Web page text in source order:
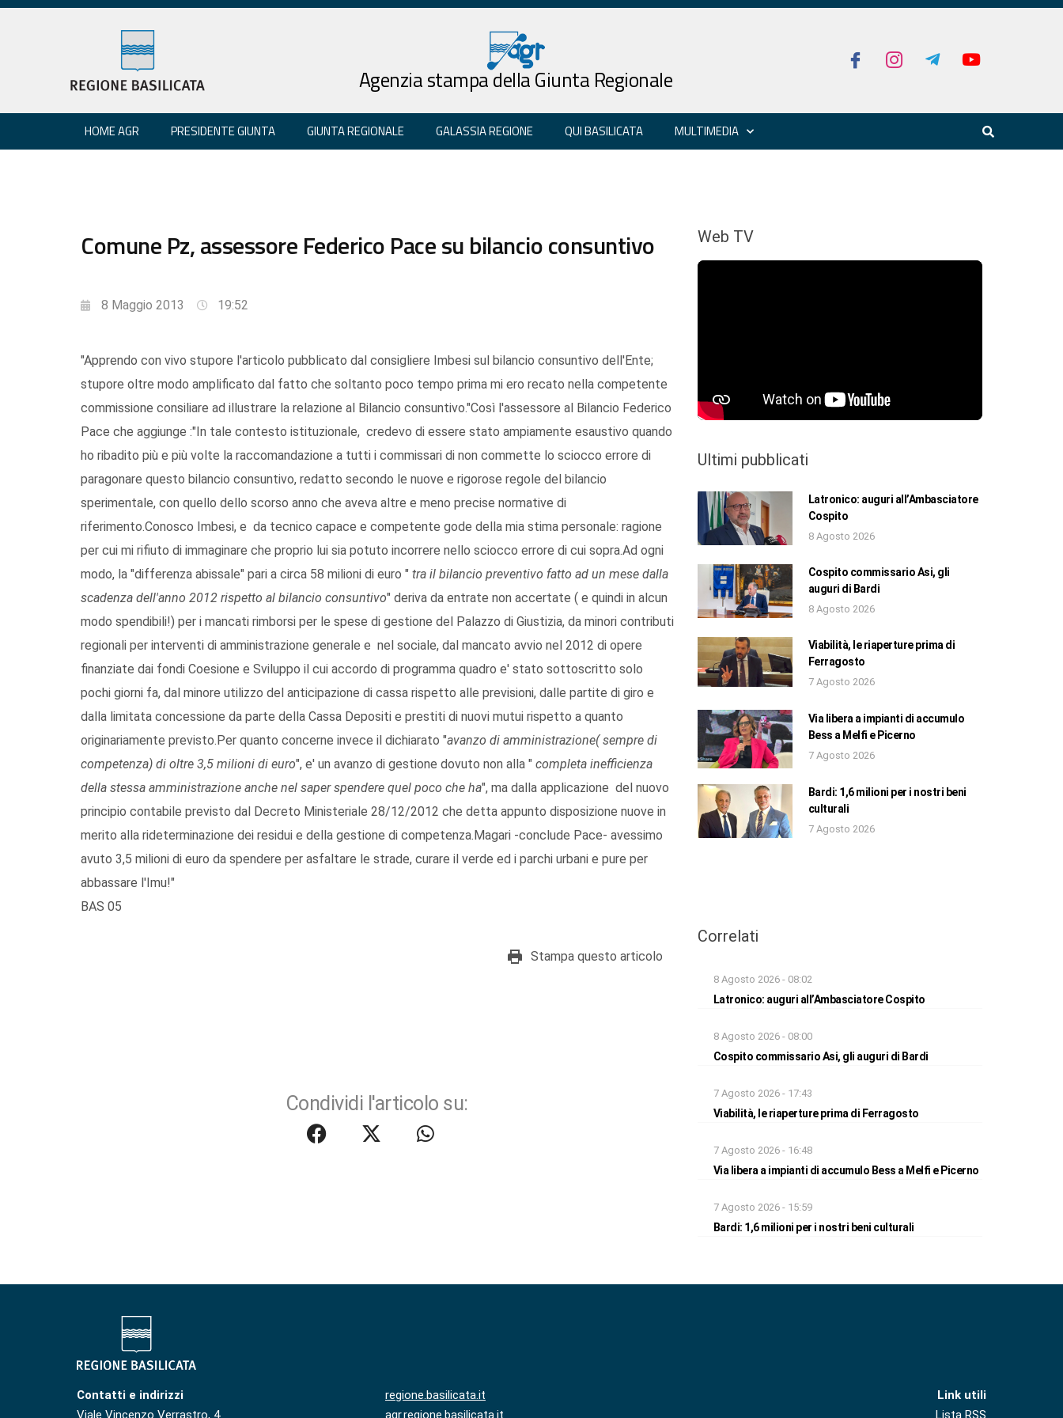
Agenzia stampa della Giunta Regionale
HOME AGR PRESIDENTE GIUNTA GIUNTA REGIONALE GALASSIA REGIONE QUI BASILICATA MULTIMEDIA
Comune Pz, assessore Federico Pace su bilancio consuntivo
8 Maggio 2013 19:52
"Apprendo con vivo stupore l'articolo pubblicato dal consigliere Imbesi sul bilancio consuntivo dell'Ente;
stupore oltre modo amplificato dal fatto che soltanto poco tempo prima mi ero recato nella competente
commissione consiliare ad illustrare la relazione al Bilancio consuntivo."Così l'assessore al Bilancio Federico
Pace che aggiunge :"In tale contesto istituzionale, credevo di essere stato ampiamente esaustivo quando
ho ribadito più e più volte la raccomandazione a tutti i commissari di non commette lo sciocco errore di
paragonare questo bilancio consuntivo, redatto secondo le nuove e rigorose regole del bilancio
sperimentale, con quello dello scorso anno che aveva altre e meno precise normative di
riferimento.Conosco Imbesi, e da tecnico capace e competente gode della mia stima personale: ragione
per cui mi rifiuto di immaginare che proprio lui sia potuto incorrere nello sciocco errore di cui sopra.Ad ogni
modo, la "differenza abissale" pari a circa 58 milioni di euro " tra il bilancio preventivo fatto ad un mese dalla
scadenza dell'anno 2012 rispetto al bilancio consuntivo" deriva da entrate non accertate ( e quindi in alcun
modo spendibili!) per i mancati rimborsi per le spese di gestione del Palazzo di Giustizia, da minori contributi
regionali per interventi di amministrazione generale e nel sociale, dal mancato avvio nel 2012 di opere
finanziate dai fondi Coesione e Sviluppo il cui accordo di programma quadro e' stato sottoscritto solo
pochi giorni fa, dal minore utilizzo del anticipazione di cassa rispetto alle previsioni, dalle partite di giro e
dalla limitata concessione da parte della Cassa Depositi e prestiti di nuovi mutui rispetto a quanto
originariamente previsto.Per quanto concerne invece il dichiarato "avanzo di amministrazione( sempre di
competenza) di oltre 3,5 milioni di euro", e' un avanzo di gestione dovuto non alla " completa inefficienza
della stessa amministrazione anche nel saper spendere quel poco che ha", ma dalla applicazione del nuovo
principio contabile previsto dal Decreto Ministeriale 28/12/2012 che detta appunto disposizione nuove in
merito alla rideterminazione dei residui e della gestione di competenza.Magari -conclude Pace- avessimo
avuto 3,5 milioni di euro da spendere per asfaltare le strade, curare il verde ed i parchi urbani e pure per
abbassare l'Imu!"
BAS 05
Stampa questo articolo
Condividi l'articolo su:
Web TV
Ultimi pubblicati
Latronico: auguri all’Ambasciatore
Cospito
8 Agosto 2026
Cospito commissario Asi, gli
auguri di Bardi
8 Agosto 2026
Viabilità, le riaperture prima di
Ferragosto
7 Agosto 2026
Via libera a impianti di accumulo
Bess a Melfi e Picerno
7 Agosto 2026
Bardi: 1,6 milioni per i nostri beni
culturali
7 Agosto 2026
Correlati
8 Agosto 2026 - 08:02
Latronico: auguri all’Ambasciatore Cospito
8 Agosto 2026 - 08:00
Cospito commissario Asi, gli auguri di Bardi
7 Agosto 2026 - 17:43
Viabilità, le riaperture prima di Ferragosto
7 Agosto 2026 - 16:48
Via libera a impianti di accumulo Bess a Melfi e Picerno
7 Agosto 2026 - 15:59
Bardi: 1,6 milioni per i nostri beni culturali
Contatti e indirizzi
Viale Vincenzo Verrastro, 4
regione.basilicata.it
agr.regione.basilicata.it
Link utili
Lista RSS